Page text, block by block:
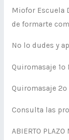
Miofor Escuela
de formarte
No lo dudes y
Quiromasaje 1º
Quiromasaje 2º
Consulta las
ABIERTO PLAZO